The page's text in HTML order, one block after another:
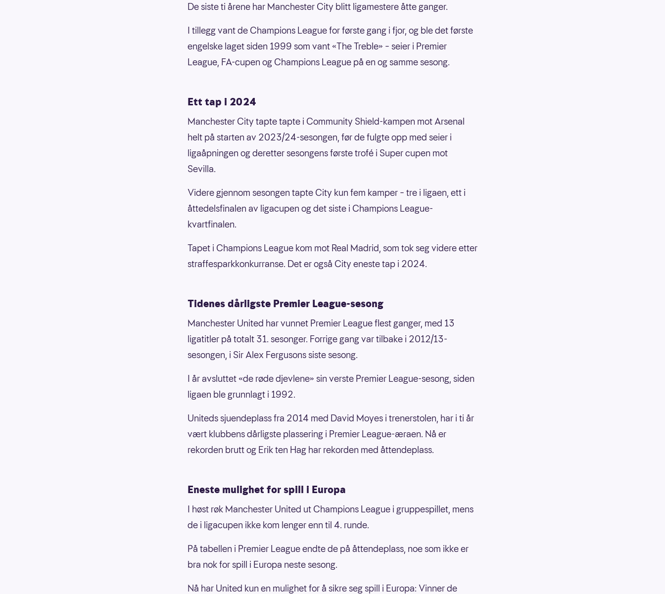
De siste ti årene har Manchester City blitt ligamestere åtte ganger.
I tillegg vant de Champions League for første gang i fjor, og ble det første
engelske laget siden 1999 som vant «The Treble» – seier i Premier
League, FA-cupen og Champions League på en og samme sesong.
Ett tap i 2024
Manchester City tapte tapte i Community Shield-kampen mot Arsenal
helt på starten av 2023/24-sesongen, før de fulgte opp med seier i
ligaåpningen og deretter sesongens første trofé i Super cupen mot
Sevilla.
Videre gjennom sesongen tapte City kun fem kamper – tre i ligaen, ett i
åttedelsfinalen av ligacupen og det siste i Champions League-
kvartfinalen.
Tapet i Champions League kom mot Real Madrid, som tok seg videre etter
straffesparkkonkurranse. Det er også City eneste tap i 2024.
Tidenes dårligste Premier League-sesong
Manchester United har vunnet Premier League flest ganger, med 13
ligatitler på totalt 31. sesonger. Forrige gang var tilbake i 2012/13-
sesongen, i Sir Alex Fergusons siste sesong.
I år avsluttet «de røde djevlene» sin verste Premier League-sesong, siden
ligaen ble grunnlagt i 1992.
Uniteds sjuendeplass fra 2014 med David Moyes i trenerstolen, har i ti år
vært klubbens dårligste plassering i Premier League-æraen. Nå er
rekorden brutt og Erik ten Hag har rekorden med åttendeplass.
Eneste mulighet for spill i Europa
I høst røk Manchester United ut Champions League i gruppespillet, mens
de i ligacupen ikke kom lenger enn til 4. runde.
På tabellen i Premier League endte de på åttendeplass, noe som ikke er
bra nok for spill i Europa neste sesong.
Nå har United kun en mulighet for å sikre seg spill i Europa: Vinner de